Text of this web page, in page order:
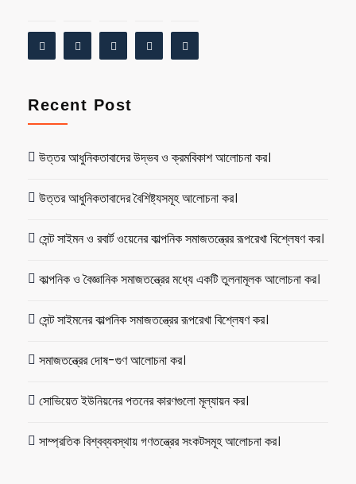
Recent Post
উত্তর আধুনিকতাবাদের উদ্ভব ও ক্রমবিকাশ আলোচনা কর।
উত্তর আধুনিকতাবাদের বৈশিষ্ট্যসমূহ আলোচনা কর।
সেন্ট সাইমন ও রবার্ট ওয়েনের কাল্পনিক সমাজতন্ত্রের রূপরেখা বিশ্লেষণ কর।
কাল্পনিক ও বৈজ্ঞানিক সমাজতন্ত্রের মধ্যে একটি তুলনামূলক আলোচনা কর।
সেন্ট সাইমনের কাল্পনিক সমাজতন্ত্রের রূপরেখা বিশ্লেষণ কর।
সমাজতন্ত্রের দোষ-গুণ আলোচনা কর।
সোভিয়েত ইউনিয়নের পতনের কারণগুলো মূল্যায়ন কর।
সাম্প্রতিক বিশ্বব্যবস্থায় গণতন্ত্রের সংকটসমূহ আলোচনা কর।